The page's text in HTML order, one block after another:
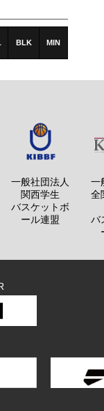
BLK
MIN
一般社団法人
関西学生
バスケットボ
ール連盟
一
全
バ